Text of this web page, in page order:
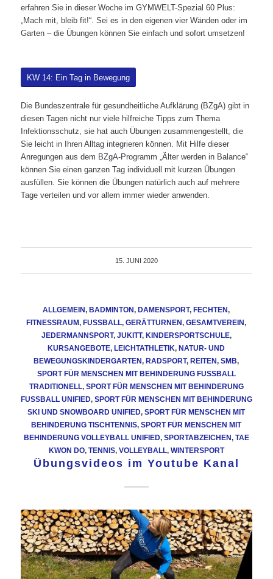
erfahren Sie in dieser Woche im GYMWELT-Spezial 60 Plus:
„Mach mit, bleib fit!“. Sei es in den eigenen vier Wänden oder im
Garten – die Übungen können Sie einfach und sofort umsetzen!
KW 14: Ein Tag in Bewegung
Die Bundeszentrale für gesundheitliche Aufklärung (BZgA) gibt in
diesen Tagen nicht nur viele hilfreiche Tipps zum Thema
Infektionsschutz, sie hat auch Übungen zusammengestellt, die
Sie leicht in Ihren Alltag integrieren können. Mit Hilfe dieser
Anregungen aus dem BZgA-Programm „Älter werden in Balance“
können Sie einen ganzen Tag individuell mit kurzen Übungen
ausfüllen. Sie können die Übungen natürlich auch auf mehrere
Tage verteilen und vor allem immer wieder anwenden.
15. JUNI 2020
ALLGEMEIN,BADMINTON,DAMENSPORT,FECHTEN,
FITNESSRAUM,FUSSBALL ,GERÄTTURNEN,GESAMTVEREIN,
JEDERMANNSPORT, JUKITT, KINDERSPORTSCHULE,
KURSANGEBOTE,LEICHTATHLETIK,NATUR- UND
BEWEGUNGSKINDERGARTEN,RADSPORT,REITEN,SMB,
SPORT FÜR MENSCHEN MIT BEHINDERUNG FUSSBALL T
RADITIONELL , SPORT FÜR MENSCHEN MIT BEHINDERUNG
FUSSBALL UNIFIED
, SPORT FÜR MENSCHEN MIT BEHINDERUNG
SKI UND SNOWBOARD UNIFIED,SPORT FÜR MENSCHEN MIT
BEHINDERUNG TISCHTENNIS,SPORT FÜR MENSCHEN MIT
BEHINDERUNG VOLLEYBALL UNIFIED, SPORTABZEICHEN, TAE
KWON DO, TENNIS, VOLLEYBALL, WINTERSPORT
Übungsvideos im Youtube Kanal